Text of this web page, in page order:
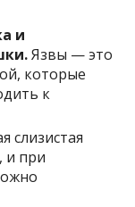
и
Язвы — это
которые
к
слизистая
и при